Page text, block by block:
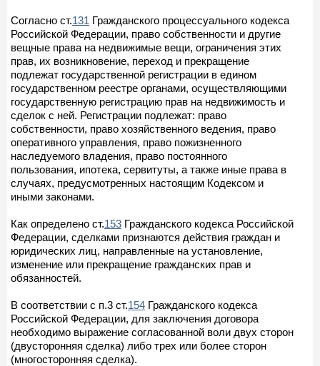
Согласно ст.131 Гражданского процессуального кодекса
Российской Федерации, право собственности и другие
вещные права на недвижимые вещи, ограничения этих
прав, их возникновение, переход и прекращение
подлежат государственной регистрации в едином
государственном реестре органами, осуществляющими
государственную регистрацию прав на недвижимость и
сделок с ней. Регистрации подлежат: право
собственности, право хозяйственного ведения, право
оперативного управления, право пожизненного
наследуемого владения, право постоянного
пользования, ипотека, сервитуты, а также иные права в
случаях, предусмотренных настоящим Кодексом и
иными законами.
Как определено ст.153 Гражданского кодекса Российской
Федерации, сделками признаются действия граждан и
юридических лиц, направленные на установление,
изменение или прекращение гражданских прав и
обязанностей.
В соответствии с п.3 ст.154 Гражданского кодекса
Российской Федерации, для заключения договора
необходимо выражение согласованной воли двух сторон
(двусторонняя сделка) либо трех или более сторон
(многосторонняя сделка).